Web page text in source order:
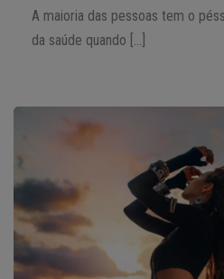
A maioria das pessoas tem o
da saúde quando […]